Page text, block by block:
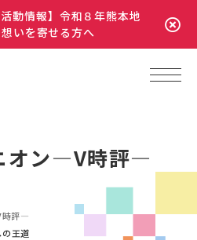
動情報】令和８年熊本地
いを寄せる方へ
オン―V時評―
時評―
の王道